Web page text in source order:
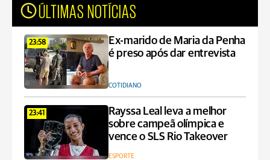
ÚLTIMAS NOTÍCIAS
23:58
Ex-marido de Maria da Penha
é preso após dar entrevista
COTIDIANO
23:41
Rayssa Leal leva a melhor
sobre campeã olímpica e
vence o SLS Rio Takeover
ESPORTE